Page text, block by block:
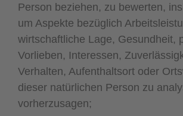
Person beziehen, zu bewerten,
um Aspekte bezüglich
wirtschaftliche Lage, Gesundheit,
Vorlieben, Interessen,
Verhalten, Aufenthaltsort oder
dieser natürlichen Person zu
vorherzusagen;